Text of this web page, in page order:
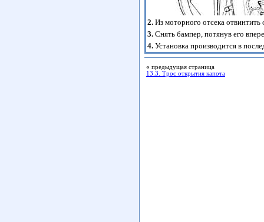
2. Из моторного отсека отвинтить
3. Снять бампер, потянув его
4. Установка производится в
« предыдущая страница
13.3. Трос открытия капота